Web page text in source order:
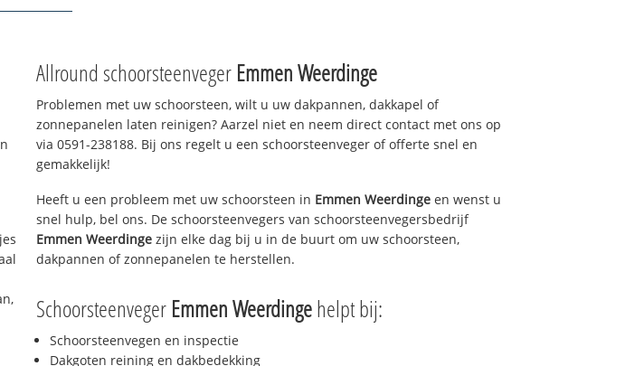
Allround schoorsteenveger Emmen Weerdinge
Problemen met uw schoorsteen, wilt u uw dakpannen, dakkapel of
zonnepanelen laten reinigen? Aarzel niet en neem direct contact met ons op
via 0591-238188. Bij ons regelt u een schoorsteenveger of offerte snel en
gemakkelijk!
Heeft u een probleem met uw schoorsteen in Emmen Weerdinge en wenst u
snel hulp, bel ons. De schoorsteenvegers van schoorsteenvegersbedrijf
Emmen Weerdinge zijn elke dag bij u in de buurt om uw schoorsteen,
dakpannen of zonnepanelen te herstellen.
Schoorsteenveger Emmen Weerdingehelpt bij:
Schoorsteenvegen en inspectie
Dakgoten reining en dakbedekking